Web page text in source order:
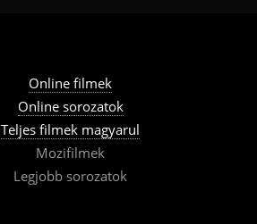
Online filmek
Online sorozatok
Teljes filmek magyarul
Mozifilmek
Legjobb sorozatok